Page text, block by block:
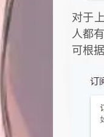
对于
人都
可根